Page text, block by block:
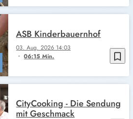
bookmark_border
03. Aug. 2026 14:03
06:15 Min.
ASB Kinderbauernhof
CityCooking - Die Sendung
mit Geschmack